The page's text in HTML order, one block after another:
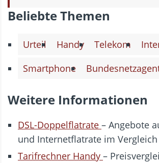
Beliebte Themen
Urteil Handy Telekom
Smartphone
Weitere Informationen
DSL-Doppelflatrate – Angebote
und Internetflatrate im Vergleich
Tarifrechner Handy –